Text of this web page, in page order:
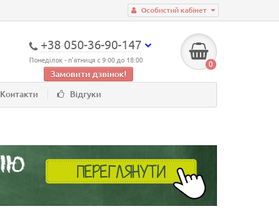
Особистий кабінет
+38 050-36-90-147
Понеділок - п'ятниця с 9:00 до 18:00
Замовити дзвінок!
0
Контакти Відгуки